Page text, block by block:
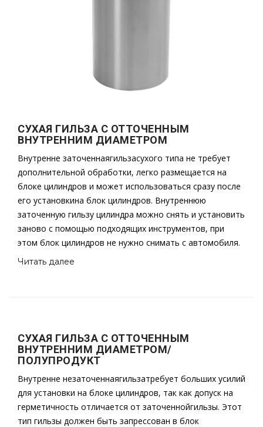
СУХАЯ ГИЛЬЗА С ОТТОЧЕННЫМ
ВНУТРЕННИМ ДИАМЕТРОМ
Внутренне заточеннаягильзасухого типа не требует
дополнительной обработки, легко размещается на
блоке цилиндров и может использоваться сразу после
его установкина блок цилиндров. Внутреннюю
заточенную гильзу цилиндра можно снять и установить
заново с помощью подходящих инструментов, при
этом блок цилиндров не нужно снимать с автомобиля.
Читать далее
СУХАЯ ГИЛЬЗА С ОТТОЧЕННЫМ
ВНУТРЕННИМ ДИАМЕТРОМ/
ПОЛУПРОДУКТ
Внутренне незаточеннаягильзатребует больших усилий
для установки на блоке цилиндров, так как допуск на
герметичность отличается от заточеннойгильзы. Этот
тип гильзы должен быть запрессован в блок